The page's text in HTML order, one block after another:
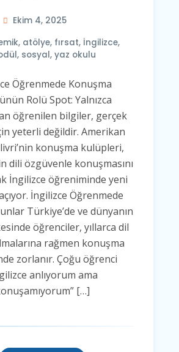
Ekim 4, 2025
, atölye, fırsat, İngilizce,
, sosyal, yaz okulu
Öğrenmede Konuşma
Rolü Spot: Yalnızca
öğrenilen bilgiler, gerçek
yeterli değildir. Amerikan
konuşma kulüpleri,
dili özgüvenle konuşmasını
İngilizce öğreniminde yeni
İngilizce Öğrenmede
Türkiye’de ve dünyanın
öğrenciler, yıllarca dil
rağmen konuşma
zorlanır. Çoğu öğrenci
anlıyorum ama
[…]